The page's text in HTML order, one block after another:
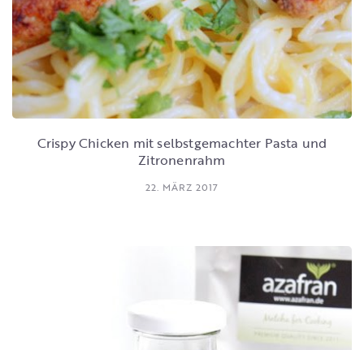
Crispy Chicken mit selbstgemachter Pasta und
Zitronenrahm
22. MÄRZ 2017